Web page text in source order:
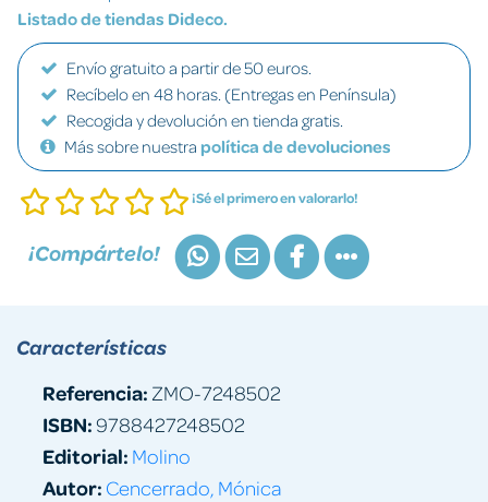
Listado de tiendas Dideco.
Envío gratuito a partir de 50 euros.
Recíbelo en 48 horas. (Entregas en Península)
Recogida y devolución en tienda gratis.
Más sobre nuestra política de devoluciones
¡Sé el primero en valorarlo!
¡Compártelo!
Características
Referencia: ZMO-7248502
ISBN:9788427248502
Editorial: Molino
Autor: Cencerrado, Mónica